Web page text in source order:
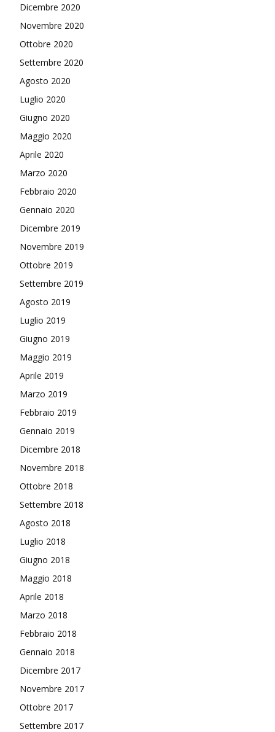
Dicembre 2020
Novembre 2020
Ottobre 2020
Settembre 2020
Agosto 2020
Luglio 2020
Giugno 2020
Maggio 2020
Aprile 2020
Marzo 2020
Febbraio 2020
Gennaio 2020
Dicembre 2019
Novembre 2019
Ottobre 2019
Settembre 2019
Agosto 2019
Luglio 2019
Giugno 2019
Maggio 2019
Aprile 2019
Marzo 2019
Febbraio 2019
Gennaio 2019
Dicembre 2018
Novembre 2018
Ottobre 2018
Settembre 2018
Agosto 2018
Luglio 2018
Giugno 2018
Maggio 2018
Aprile 2018
Marzo 2018
Febbraio 2018
Gennaio 2018
Dicembre 2017
Novembre 2017
Ottobre 2017
Settembre 2017